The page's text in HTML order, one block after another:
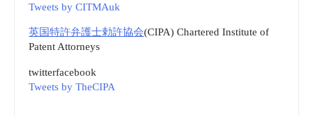
Tweets by CITMAuk
英国特許弁護士勅許協会(CIPA) Chartered Institute of
Patent Attorneys
twitterfacebook
Tweets by TheCIPA